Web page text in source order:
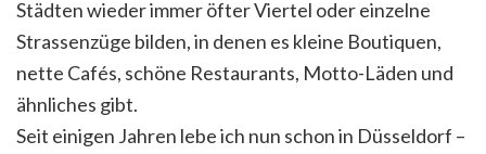
Städten wieder immer öfter Viertel oder einzelne
Strassenzüge bilden, in denen es kleine Boutiquen,
nette Cafés, schöne Restaurants, Motto-Läden und
ähnliches gibt.
Seit einigen Jahren lebe ich nun schon in Düsseldorf –